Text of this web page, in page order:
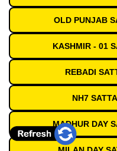
OLD PUNJAB
KASHMIR - 01
REBADI
NH7
MADHUR DAY